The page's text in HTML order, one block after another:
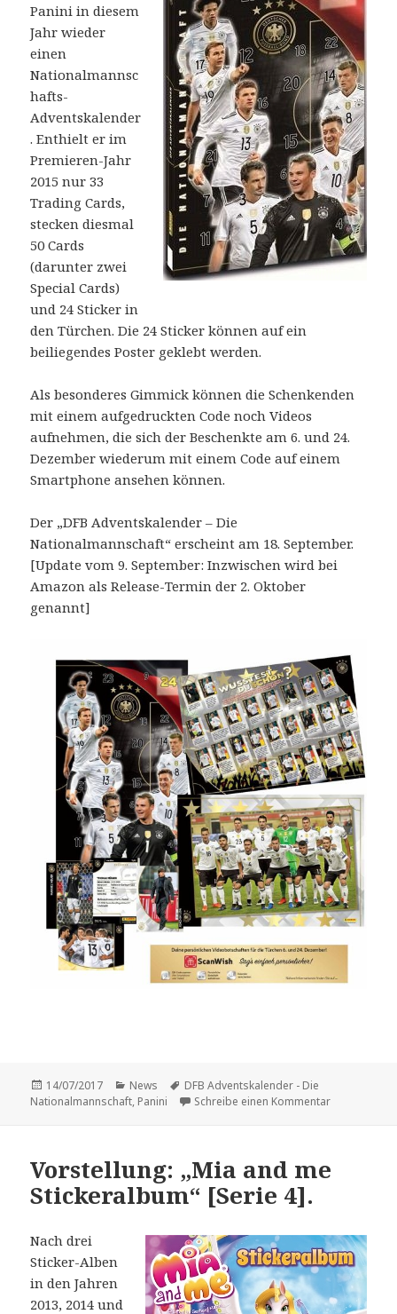
Panini in diesem
Jahr wieder
einen
Nationalmannsc
hafts-
Adventskalender
. Enthielt er im
Premieren-Jahr
2015 nur 33
Trading Cards,
stecken diesmal
50 Cards
(darunter zwei
Special Cards)
und 24 Sticker in
den Türchen. Die 24 Sticker können auf ein
beiliegendes Poster geklebt werden.
Als besonderes Gimmick können die Schenkenden
mit einem aufgedruckten Code noch Videos
aufnehmen, die sich der Beschenkte am 6. und 24.
Dezember wiederum mit einem Code auf einem
Smartphone ansehen können.
Der „DFB Adventskalender – Die
Nationalmannschaft“ erscheint am 18. September.
[Update vom 9. September: Inzwischen wird bei
Amazon als Release-Termin der 2. Oktober
genannt]
Veröffentlicht
am
14/07/2017 Kategorien
News Schlagwörter
DFB Adventskalender - Die
Nationalmannschaft, Panini Schreibe einen Kommentarzu Panini
Vorstellung: „Mia and me
Stickeralbum“ [Serie 4].
Nach drei
Sticker-Alben
in den Jahren
2013, 2014 und